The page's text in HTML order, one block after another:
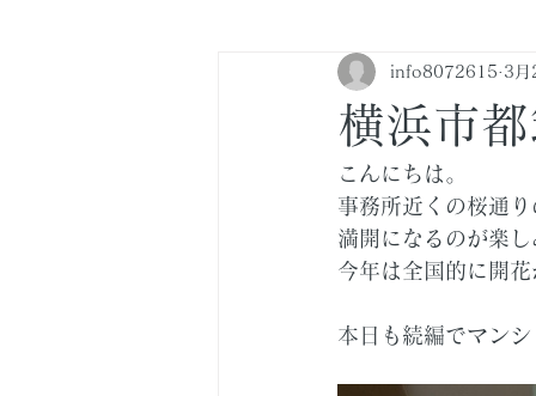
横浜市
info8072615 3月
こんにちは。
事務所近くの桜通
満開になるのが楽
今年は全国的に開
本日も続編でマン